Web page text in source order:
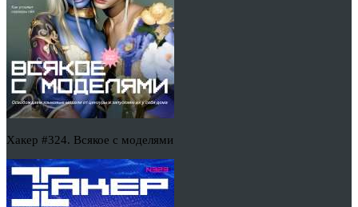
Хакер #324. Всякое с моделями